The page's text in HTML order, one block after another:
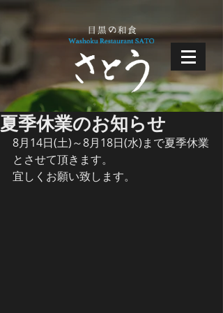
夏季休業のお知らせ
8月14日(土)～8月18日(水)まで夏季休業
とさせて頂きます。
宜しくお願い致します。